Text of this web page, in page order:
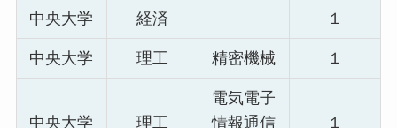
中央大学 経済 １
中央大学 理工 精密機械 １
中央大学 理工
電気電子
情報通信
１